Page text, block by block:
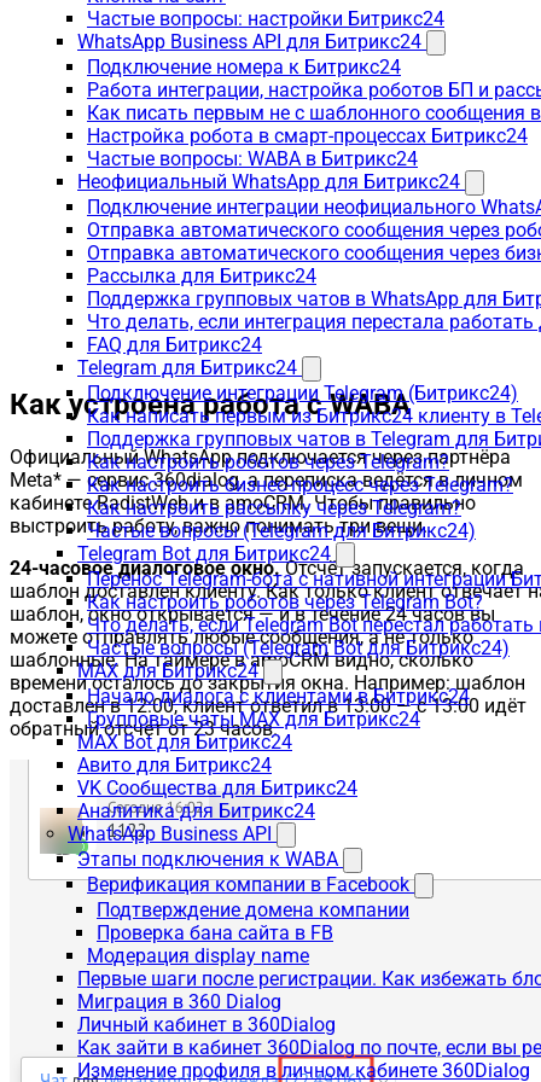
Частые вопросы: настройки Битрикс24
WhatsApp Business API для Битрикс24
Подключение номера к Битрикс24
Работа интеграции, настройка роботов БП и
Как писать первым не с шаблонного сообщения
Настройка робота в смарт-процессах Битрикс24
Частые вопросы: WABA в Битрикс24
Неофициальный WhatsApp для Битрикс24
Подключение интеграции неофициального
Отправка автоматического сообщения через
Отправка автоматического сообщения через
Рассылка для Битрикс24
Поддержка групповых чатов в WhatsApp для
Что делать, если интеграция перестала
FAQ для Битрикс24
Telegram для Битрикс24
Подключение интеграции Telegram (Битрикс24)
Как написать первым из Битрикс24 клиенту в
Поддержка групповых чатов в Telegram для
Как настроить роботов через Telegram?
Как настроить бизнес-процесс через Telegram?
Как настроить рассылку через Telegram?
Частые вопросы (Telegram для Битрикс24)
Telegram Bot для Битрикс24
Перенос Telegram-бота с нативной интеграции
Как настроить роботов через Telegram Bot?
Что делать, если Telegram Bot перестал
Частые вопросы (Telegram Bot для Битрикс24)
MAX для Битрикс24
Начало диалога с клиентами в Битрикс24
Групповые чаты MAX для Битрикс24
MAX Bot для Битрикс24
Авито для Битрикс24
VK Сообщества для Битрикс24
Аналитика для Битрикс24
WhatsApp Business API
Этапы подключения к WABA
Верификация компании в Facebook
Подтверждение домена компании
Проверка бана сайта в FB
Модерация display name
Первые шаги после регистрации. Как избежать
Миграция в 360 Dialog
Личный кабинет в 360Dialog
Как зайти в кабинет 360Dialog по почте, если вы
Изменение профиля в личном кабинете 360Dialog
Как устроена работа с WABA
Официальный WhatsApp подключается через партнёра
Meta* — сервис 360dialog, а переписка ведётся в личном
кабинете RadistWeb и в amoCRM. Чтобы правильно
выстроить работу, важно понимать три вещи.
24-часовое диалоговое окно.Отсчёт запускается, когда
шаблон доставлен клиенту. Как только клиент отвечает
шаблон, окно открывается — и в течение 24 часов вы
можете отправлять любые сообщения, а не только
шаблонные. На таймере в amoCRM видно, сколько
времени осталось до закрытия окна. Например: шаблон
доставлен в 12:00, клиент ответил в 13:00 — с 13:00 идёт
обратный отсчёт от 23 часов.